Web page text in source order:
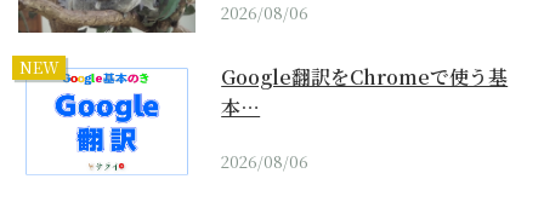
2026/08/06
NEW
Google翻訳をChromeで使う基
本…
2026/08/06